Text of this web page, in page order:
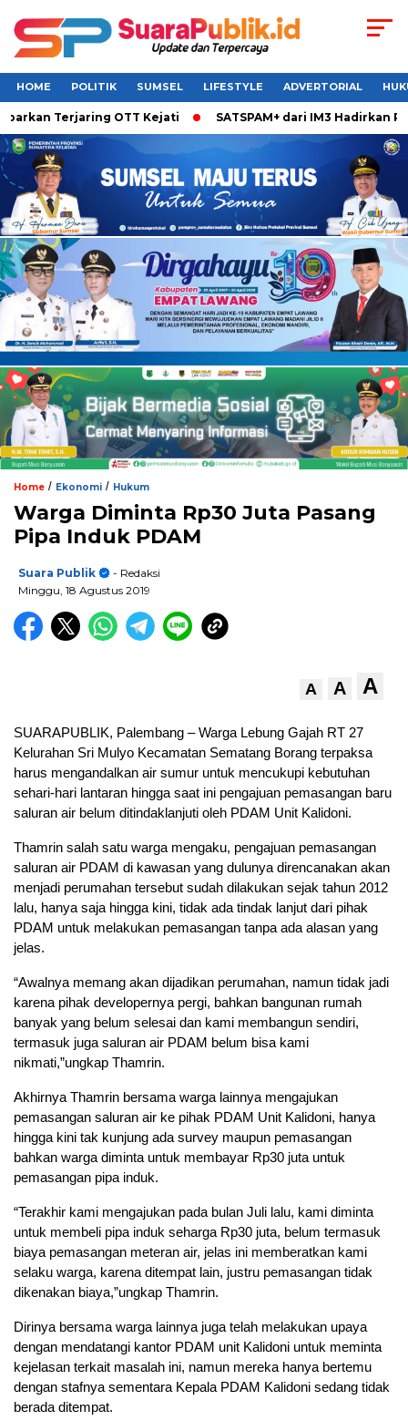
HOME POLITIK SUMSEL LIFESTYLE ADVERTORIAL
Terjaring OTT Kejati SATSPAM+ dari IM3 Hadirkan
Home / Ekonomi / Hukum
Warga Diminta Rp30 Juta Pasang
Pipa Induk PDAM
Suara Publik
- Redaksi
Minggu, 18 Agustus 2019
A A A
SUARAPUBLIK, Palembang – Warga Lebung Gajah RT 27
Kelurahan Sri Mulyo Kecamatan Sematang Borang terpaksa
harus mengandalkan air sumur untuk mencukupi kebutuhan
sehari-hari lantaran hingga saat ini pengajuan pemasangan baru
saluran air belum ditindaklanjuti oleh PDAM Unit Kalidoni.
Thamrin salah satu warga mengaku, pengajuan pemasangan
saluran air PDAM di kawasan yang dulunya direncanakan akan
menjadi perumahan tersebut sudah dilakukan sejak tahun 2012
lalu, hanya saja hingga kini, tidak ada tindak lanjut dari pihak
PDAM untuk melakukan pemasangan tanpa ada alasan yang
jelas.
“Awalnya memang akan dijadikan perumahan, namun tidak jadi
karena pihak developernya pergi, bahkan bangunan rumah
banyak yang belum selesai dan kami membangun sendiri,
termasuk juga saluran air PDAM belum bisa kami
nikmati,”ungkap Thamrin.
Akhirnya Thamrin bersama warga lainnya mengajukan
pemasangan saluran air ke pihak PDAM Unit Kalidoni, hanya
hingga kini tak kunjung ada survey maupun pemasangan
bahkan warga diminta untuk membayar Rp30 juta untuk
pemasangan pipa induk.
“Terakhir kami mengajukan pada bulan Juli lalu, kami diminta
untuk membeli pipa induk seharga Rp30 juta, belum termasuk
biaya pemasangan meteran air, jelas ini memberatkan kami
selaku warga, karena ditempat lain, justru pemasangan tidak
dikenakan biaya,”ungkap Thamrin.
Dirinya bersama warga lainnya juga telah melakukan upaya
dengan mendatangi kantor PDAM unit Kalidoni untuk meminta
kejelasan terkait masalah ini, namun mereka hanya bertemu
dengan stafnya sementara Kepala PDAM Kalidoni sedang tidak
berada ditempat.